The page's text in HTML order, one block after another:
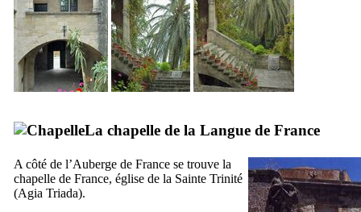
La chapelle de la Langue de France
A côté de l’Auberge de France se trouve la
chapelle de France, église de la Sainte Trinité
(Agia Triada).